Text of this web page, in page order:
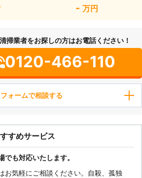
- 万円
掃業者をお探しの方はお電話ください！
0120-466-110
フォームで相談する
すめサービス
も対応いたします。
お気軽にご相談ください。自殺、孤独